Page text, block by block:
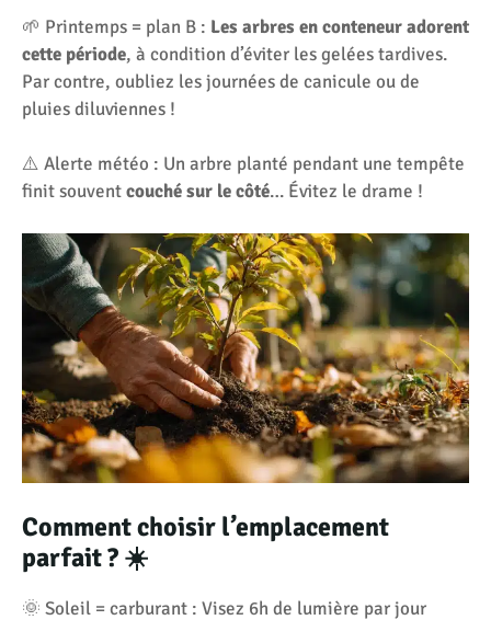
🌱 Printemps = plan B : Les arbres en conteneur adorent
cette période, à condition d’éviter les gelées tardives.
Par contre, oubliez les journées de canicule ou de
pluies diluviennes !
⚠️ Alerte météo : Un arbre planté pendant une tempête
finit souventcouché sur le côté… Évitez le drame !
Comment choisir l’emplacement
parfait ? ☀️
🌞 Soleil = carburant : Visez 6h de lumière par jour